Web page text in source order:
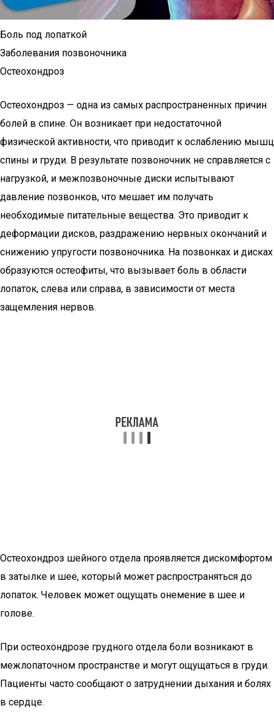
Боль под лопаткой
Заболевания позвоночника
Остеохондроз
Остеохондроз — одна из самых распространенных причин
болей в спине. Он возникает при недостаточной
физической активности, что приводит к ослаблению мышц
спины и груди. В результате позвоночник не справляется с
нагрузкой, и межпозвоночные диски испытывают
давление позвонков, что мешает им получать
необходимые питательные вещества. Это приводит к
деформации дисков, раздражению нервных окончаний и
снижению упругости позвоночника. На позвонках и дисках
образуются остеофиты, что вызывает боль в области
лопаток, слева или справа, в зависимости от места
защемления нервов.
Остеохондроз шейного отдела проявляется дискомфортом
в затылке и шее, который может распространяться до
лопаток. Человек может ощущать онемение в шее и
голове.
При остеохондрозе грудного отдела боли возникают в
межлопаточном пространстве и могут ощущаться в груди.
Пациенты часто сообщают о затруднении дыхания и болях
в сердце.